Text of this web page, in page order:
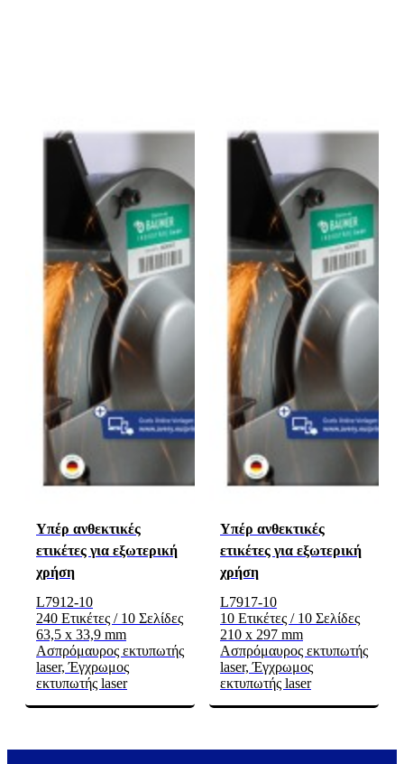
Υπέρ ανθεκτικές
ετικέτες για εξωτερική
χρήση
L7912-10
240 Ετικέτες / 10 Σελίδες
63,5 x 33,9 mm
Ασπρόμαυρος εκτυπωτής
laser, Έγχρωμος
εκτυπωτής laser
Υπέρ ανθεκτικές
ετικέτες για εξωτερική
χρήση
L7917-10
10 Ετικέτες / 10 Σελίδες
210 x 297 mm
Ασπρόμαυρος εκτυπωτής
laser, Έγχρωμος
εκτυπωτής laser